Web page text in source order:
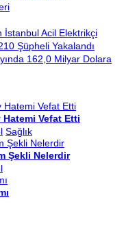
İstanbul Acil Elektrikçi
Şüpheli Yakalandı
162,0 Milyar Dolara
Vefat Etti
Sağlık
Şekli Nelerdir